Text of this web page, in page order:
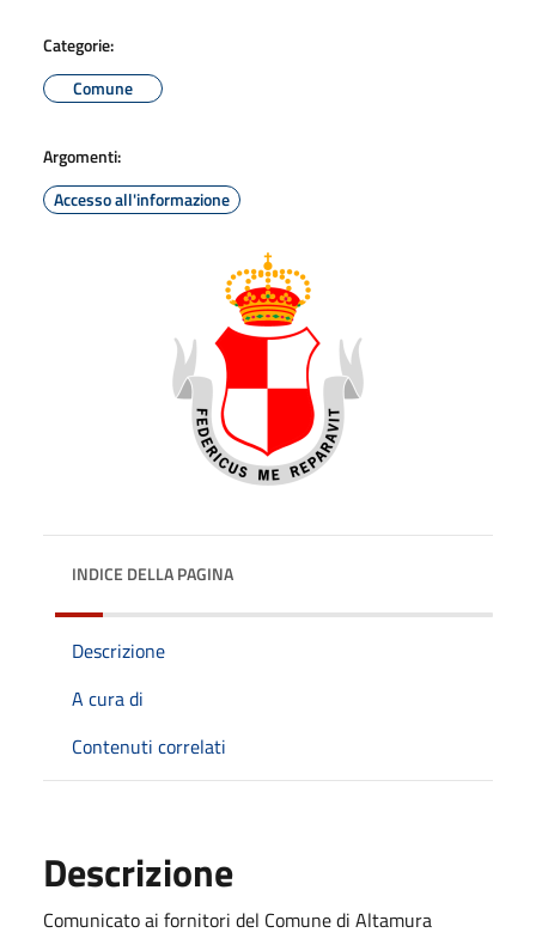
Categorie:
Comune
Argomenti:
Accesso all'informazione
INDICE DELLA PAGINA
Descrizione
A cura di
Contenuti correlati
Descrizione
Comunicato ai fornitori del Comune di Altamura